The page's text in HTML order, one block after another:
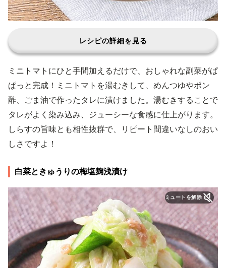
レシピの詳細を見る
ミニトマトにひと手間加えるだけで、おしゃれな副菜がぱ
ぱっと完成！ミニトマトを湯むきして、めんつゆやポン
酢、ごま油で作ったタレに漬けました。湯むきすることで
タレがよく染み込み、ジューシーな食感に仕上がります。
しらすの旨味とも相性抜群で、リピート間違いなしのおい
しさですよ！
白菜ときゅうりの梅塩麹浅漬け
ミュートを解除